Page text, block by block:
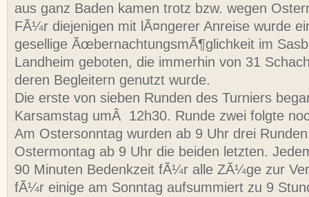
aus ganz Baden kamen trotz bzw. wegen
FÃ¼r diejenigen mit lÃ¤ngerer Anreise wurde
gesellige ÃœbernachtungsmÃ¶glichkeit im
Landheim geboten, die immerhin von 31
deren Begleitern genutzt wurde.
Die erste von sieben Runden des Turniers
Karsamstag umÂ 12h30. Runde zwei folgte
Am Ostersonntag wurden ab 9 Uhr drei
Ostermontag ab 9 Uhr die beiden letzten.
90 Minuten Bedenkzeit fÃ¼r alle ZÃ¼ge zur
fÃ¼r einige am Sonntag aufsummiert zu 9